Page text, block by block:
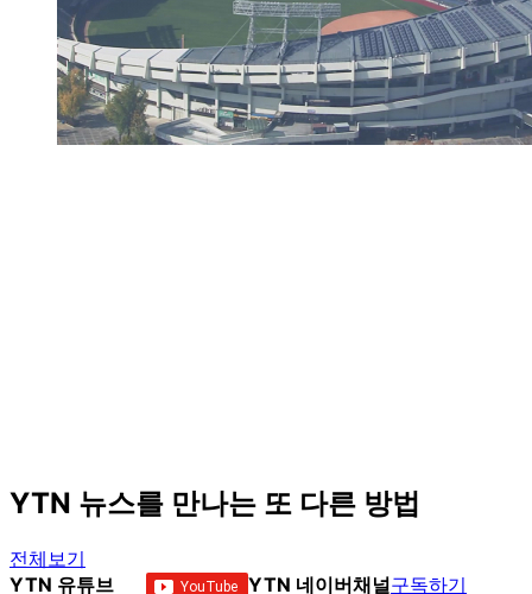
YTN 뉴스를 만나는 또 다른 방법
전체보기
YTN 유튜브
YTN 네이버채널구독하기